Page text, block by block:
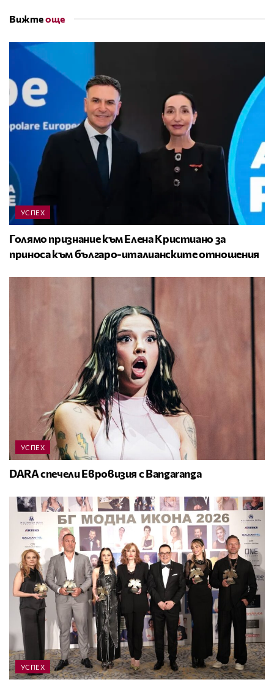
Вижтеоще
УСПЕХ
Голямо признание към Елена Кристиано за
приноса към българо-италианските отношения
УСПЕХ
DARA спечели Евровизия с Bangaranga
УСПЕХ